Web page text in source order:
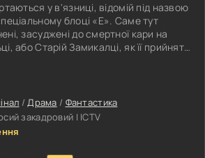
у в'язниці, відомій під назвою
блоці «Е». Саме тут
засуджені до смертної кари на
або Старій Замикалці, як її прийнято
Пол Еджкомб, який за довгі
стикатися з найнебезпечнішими
психопатами, шахраями, які накоїли
незважаючи на моторошну
в
/Драма / Фантастика
закадровий | ICTV